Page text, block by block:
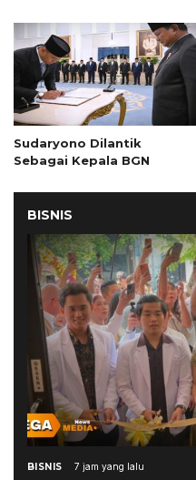
Sudaryono Dilantik
Sebagai Kepala BGN
BISNIS
BISNIS 7 jam yang lalu